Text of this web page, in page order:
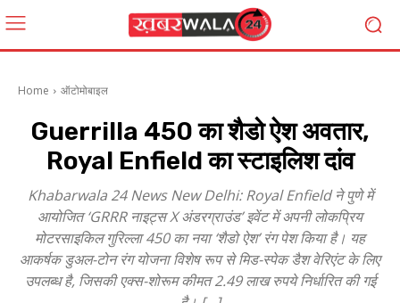
Home ऑटोमोबाइल
Guerrilla 450 का शैडो ऐश अवतार,
Royal Enfield का स्टाइलिश दांव
Khabarwala 24 News New Delhi: Royal Enfield ने पुणे में
आयोजित ‘GRRR नाइट्स X अंडरग्राउंड’ इवेंट में अपनी लोकप्रिय
मोटरसाइकिल गुरिल्ला 450 का नया ‘शैडो ऐश’ रंग पेश किया है। यह
आकर्षक डुअल-टोन रंग योजना विशेष रूप से मिड-स्पेक डैश वेरिएंट के लिए
उपलब्ध है, जिसकी एक्स-शोरूम कीमत 2.49 लाख रुपये निर्धारित की गई